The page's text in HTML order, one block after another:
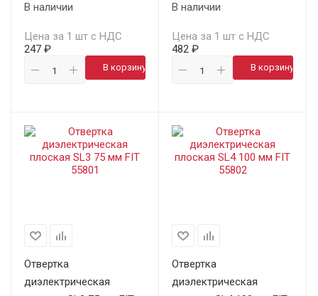
В наличии
Цена за 1 шт с НДС
247 ₽
В корзину
В наличии
Цена за 1 шт с НДС
482 ₽
В корзину
Отвертка
диэлектрическая
Отвертка
диэлектрическая